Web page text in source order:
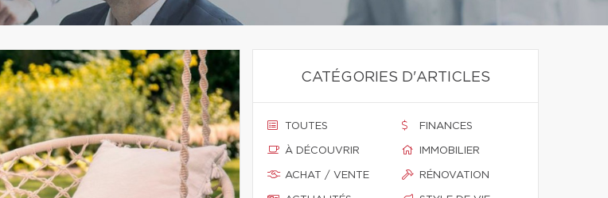
CATÉGORIES D'ARTICLES
TOUTES
À DÉCOUVRIR
ACHAT / VENTE
FINANCES
IMMOBILIER
RÉNOVATION